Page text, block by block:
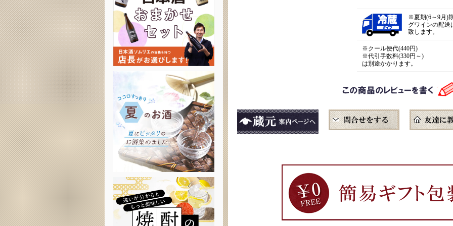
※夏期(6～9月)
グワインの配送
致します。
※クール便代(440円)
※代引手数料(330円～)
は別途かかります。